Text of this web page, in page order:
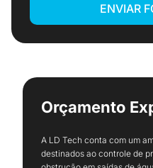
ENVIAR
Orçamento
A LD Tech conta com um
destinados ao controle de